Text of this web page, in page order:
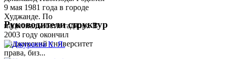
9 мая 1981 года в городе
Худжанде. По
национальности таджик. В
2003 году окончил
Таджикский университет
права, биз...
Руководители структур